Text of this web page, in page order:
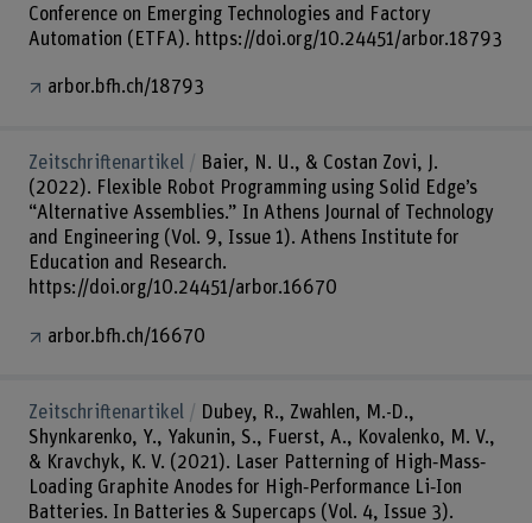
Conference on Emerging Technologies and Factory
Automation (ETFA). https://doi.org/10.24451/arbor.18793
arbor.bfh.ch/18793
Zeitschriftenartikel
Baier, N. U., & Costan Zovi, J.
(2022). Flexible Robot Programming using Solid Edge’s
“Alternative Assemblies.” In Athens Journal of Technology
and Engineering (Vol. 9, Issue 1). Athens Institute for
Education and Research.
https://doi.org/10.24451/arbor.16670
arbor.bfh.ch/16670
Zeitschriftenartikel
Dubey, R., Zwahlen, M.-D.,
Shynkarenko, Y., Yakunin, S., Fuerst, A., Kovalenko, M. V.,
& Kravchyk, K. V. (2021). Laser Patterning of High‐Mass‐
Loading Graphite Anodes for High‐​Performance Li‐​Ion
Batteries. In Batteries & Supercaps (Vol. 4, Issue 3).